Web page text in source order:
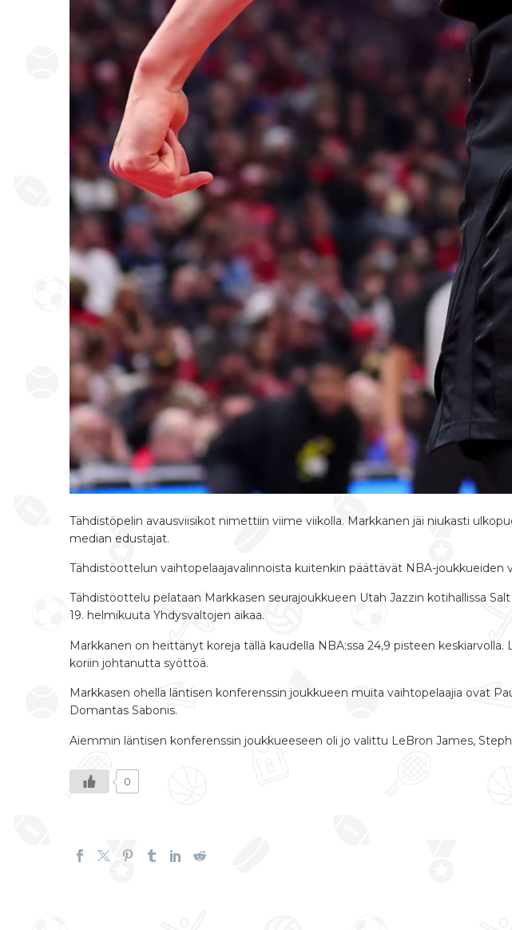
Tähdistöpelin avausviisikot nimettiin viime viikolla. Markkanen jäi niukasti
median edustajat.
Tähdistöottelun vaihtopelaajavalinnoista kuitenkin päättävät NBA-joukkueiden
Tähdistöottelu pelataan Markkasen seurajoukkueen Utah Jazzin kotihallissa
19. helmikuuta Yhdysvaltojen aikaa.
Markkanen on heittänyt koreja tällä kaudella NBA:ssa 24,9 pisteen
koriin johtanutta syöttöä.
Markkasen ohella läntisen konferenssin joukkueen muita vaihtopelaajia ovat
Domantas Sabonis.
Aiemmin läntisen konferenssin joukkueeseen oli jo valittu LeBron James,
0